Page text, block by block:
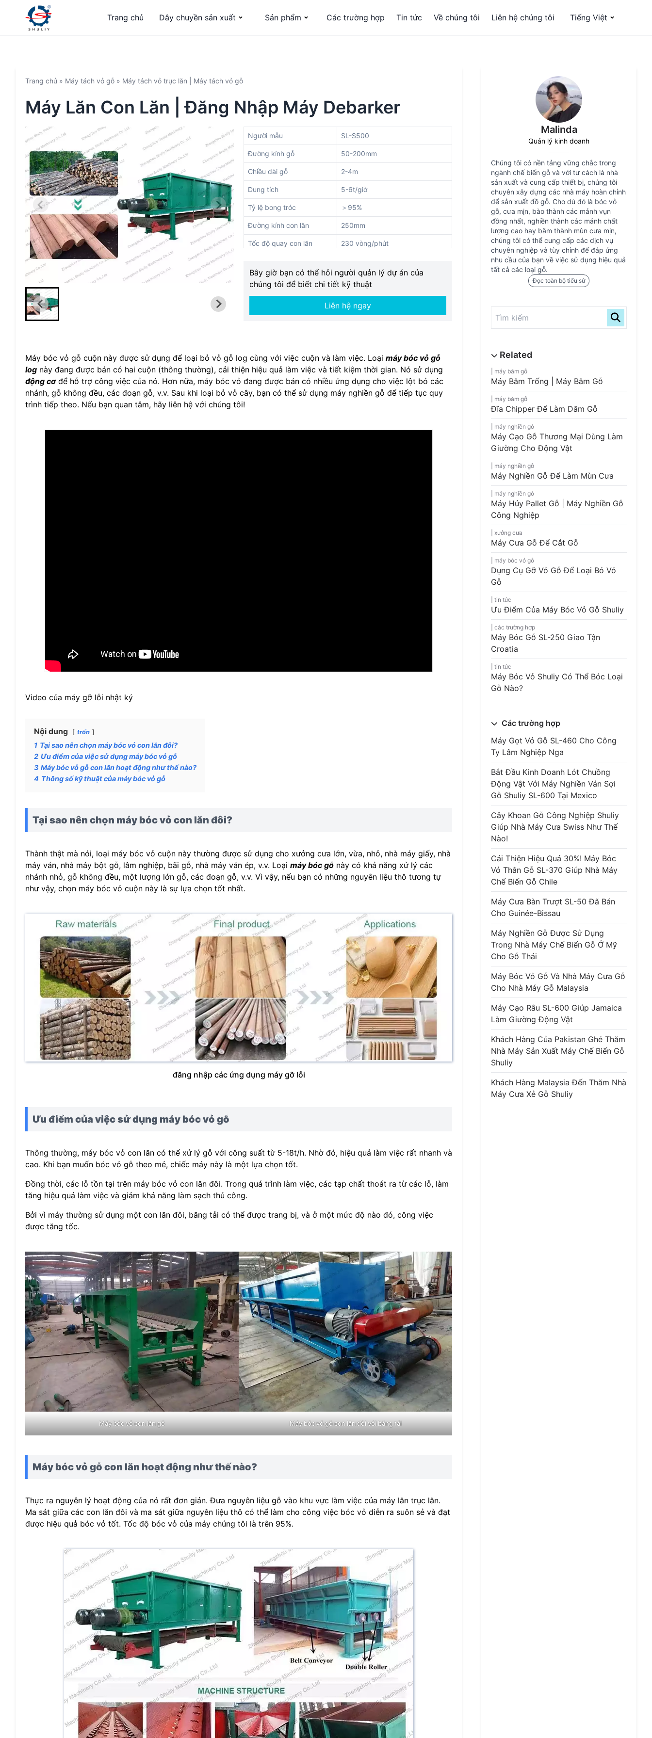
Trang chủ Dây chuyền sản xuất Sản phẩm Các trường hợp Tin tức Về chúng tôi Liên hệ chúng tôi Tiếng Việt
Trang chủ » Máy tách vỏ gỗ » Máy tách vỏ trục lăn | Máy tách vỏ gỗ
Máy Lăn Con Lăn | Đăng Nhập Máy Debarker
Người mẫu SL-S500
Đường kính gỗ 50-200mm
Chiều dài gỗ 2-4m
Dung tích 5-6t/giờ
Tỷ lệ bong tróc ＞95%
Đường kính con lăn 250mm
Tốc độ quay con lăn 230 vòng/phút
Quyền lực 7,5 * 2kW
Cân nặng 2,5t
Kích thước (L * W * H) 6*2.1*1.5m
Bây giờ bạn có thể hỏi người quản lý dự án của
chúng tôi để biết chi tiết kỹ thuật
Liên hệ ngay
Máy bóc vỏ gỗ cuộn này được sử dụng để loại bỏ vỏ gỗ log cùng với việc cuộn và làm việc. Loại máy bóc vỏ gỗ
log này đang được bán có hai cuộn (thông thường), cải thiện hiệu quả làm việc và tiết kiệm thời gian. Nó sử dụng
động cơđể hỗ trợ công việc của nó. Hơn nữa, máy bóc vỏ đang được bán có nhiều ứng dụng cho việc lột bỏ các
nhánh, gỗ không đều, các đoạn gỗ, v.v. Sau khi loại bỏ vỏ cây, bạn có thể sử dụng máy nghiền gỗ để tiếp tục quy
trình tiếp theo. Nếu bạn quan tâm, hãy liên hệ với chúng tôi!
Video của máy gỡ lỗi nhật ký
Nội dung trốn
1 Tại sao nên chọn máy bóc vỏ con lăn đôi?
2 Ưu điểm của việc sử dụng máy bóc vỏ gỗ
3 Máy bóc vỏ gỗ con lăn hoạt động như thế nào?
4 Thông số kỹ thuật của máy bóc vỏ gỗ
Tại sao nên chọn máy bóc vỏ con lăn đôi?
Thành thật mà nói, loại máy bóc vỏ cuộn này thường được sử dụng cho xưởng cưa lớn, vừa, nhỏ, nhà máy giấy, nhà
máy ván, nhà máy bột gỗ, lâm nghiệp, bãi gỗ, nhà máy ván ép, v.v. Loại máy bóc gỗ này có khả năng xử lý các
nhánh nhỏ, gỗ không đều, một lượng lớn gỗ, các đoạn gỗ, v.v. Vì vậy, nếu bạn có những nguyên liệu thô tương tự
như vậy, chọn máy bóc vỏ cuộn này là sự lựa chọn tốt nhất.
đăng nhập các ứng dụng máy gỡ lỗi
Ưu điểm của việc sử dụng máy bóc vỏ gỗ
Thông thường, máy bóc vỏ con lăn có thể xử lý gỗ với công suất từ ​​5-18t/h. Nhờ đó, hiệu quả làm việc rất nhanh và
cao. Khi bạn muốn bóc vỏ gỗ theo mẻ, chiếc máy này là một lựa chọn tốt.
Đồng thời, các lỗ tồn tại trên máy bóc vỏ con lăn đôi. Trong quá trình làm việc, các tạp chất thoát ra từ các lỗ, làm
tăng hiệu quả làm việc và giảm khả năng làm sạch thủ công.
Bởi vì máy thường sử dụng một con lăn đôi, băng tải có thể được trang bị, và ở một mức độ nào đó, công việc
được tăng tốc.
Máy bóc vỏ con lăn gỗ Máy bóc vỏ gỗ con lăn đôi với băng tải
Máy bóc vỏ gỗ con lăn hoạt động như thế nào?
Thực ra nguyên lý hoạt động của nó rất đơn giản. Đưa nguyên liệu gỗ vào khu vực làm việc của máy lăn trục lăn.
Ma sát giữa các con lăn đôi và ma sát giữa nguyên liệu thô có thể làm cho công việc bóc vỏ diễn ra suôn sẻ và đạt
được hiệu quả bóc vỏ tốt. Tốc độ bóc vỏ của máy chúng tôi là trên 95%.
Malinda
Quản lý kinh doanh
Chúng tôi có nền tảng vững chắc trong
ngành chế biến gỗ và với tư cách là nhà
sản xuất và cung cấp thiết bị, chúng tôi
chuyên xây dựng các nhà máy hoàn chỉnh
để sản xuất đồ gỗ. Cho dù đó là bóc vỏ
gỗ, cưa mịn, bào thành các mảnh vụn
đồng nhất, nghiền thành các mảnh chất
lượng cao hay băm thành mùn cưa mịn,
chúng tôi có thể cung cấp các dịch vụ
chuyên nghiệp và tùy chỉnh để đáp ứng
nhu cầu của bạn về việc sử dụng hiệu quả
tất cả các loại gỗ.
Đọc toàn bộ tiểu sử
máy băm gỗ
Máy Băm Trống | Máy Băm Gỗ
máy băm gỗ
Đĩa Chipper Để Làm Dăm Gỗ
máy nghiền gỗ
Máy Cạo Gỗ Thương Mại Dùng Làm
Giường Cho Động Vật
máy nghiền gỗ
Máy Nghiền Gỗ Để Làm Mùn Cưa
máy nghiền gỗ
Máy Hủy Pallet Gỗ | Máy Nghiền Gỗ
Công Nghiệp
xưởng cưa
Máy Cưa Gỗ Để Cắt Gỗ
máy bóc vỏ gỗ
Dụng Cụ Gỡ Vỏ Gỗ Để Loại Bỏ Vỏ
Gỗ
tin tức
Ưu Điểm Của Máy Bóc Vỏ Gỗ Shuliy
các trường hợp
Máy Bóc Gỗ SL-250 Giao Tận
Croatia
tin tức
Máy Bóc Vỏ Shuliy Có Thể Bóc Loại
Gỗ Nào?
Các trường hợp
Máy Gọt Vỏ Gỗ SL-460 Cho Công
Ty Lâm Nghiệp Nga
Bắt Đầu Kinh Doanh Lót Chuồng
Động Vật Với Máy Nghiền Ván Sợi
Gỗ Shuliy SL-600 Tại Mexico
Cây Khoan Gỗ Công Nghiệp Shuliy
Giúp Nhà Máy Cưa Swiss Như Thế
Nào!
Cải Thiện Hiệu Quả 30%! Máy Bóc
Vỏ Thân Gỗ SL-370 Giúp Nhà Máy
Chế Biến Gỗ Chile
Máy Cưa Bàn Trượt SL-50 Đã Bán
Cho Guinée-Bissau
Máy Nghiền Gỗ Được Sử Dụng
Trong Nhà Máy Chế Biến Gỗ Ở Mỹ
Cho Gỗ Thải
Máy Bóc Vỏ Gỗ Và Nhà Máy Cưa Gỗ
Cho Nhà Máy Gỗ Malaysia
Máy Cạo Râu SL-600 Giúp Jamaica
Làm Giường Động Vật
Khách Hàng Của Pakistan Ghé Thăm
Nhà Máy Sản Xuất Máy Chế Biến Gỗ
Shuliy
Khách Hàng Malaysia Đến Thăm Nhà
Máy Cưa Xẻ Gỗ Shuliy